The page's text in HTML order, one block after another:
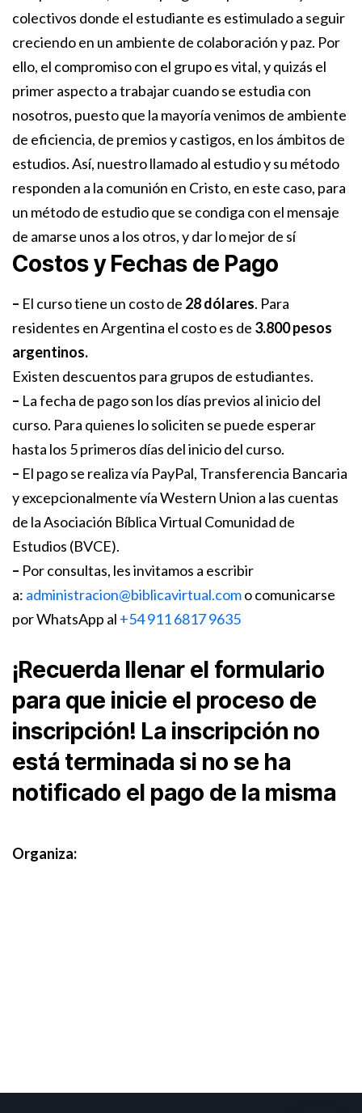
colectivos donde el estudiante es estimulado a seguir
creciendo en un ambiente de colaboración y paz. Por
ello, el compromiso con el grupo es vital, y quizás el
primer aspecto a trabajar cuando se estudia con
nosotros, puesto que la mayoría venimos de ambiente
de eficiencia, de premios y castigos, en los ámbitos de
estudios. Así, nuestro llamado al estudio y su método
responden a la comunión en Cristo, en este caso, para
un método de estudio que se condiga con el mensaje
de amarse unos a los otros, y dar lo mejor de sí
Costos y Fechas de Pago
– El curso tiene un costo de 28 dólares. Para
residentes en Argentina el costo es de 3.800 pesos
argentinos.
Existen descuentos para grupos de estudiantes.
– La fecha de pago son los días previos al inicio del
curso. Para quienes lo soliciten se puede esperar
hasta los 5 primeros días del inicio del curso.
– El pago se realiza vía PayPal, Transferencia Bancaria
y excepcionalmente vía Western Union a las cuentas
de la Asociación Bíblica Virtual Comunidad de
Estudios (BVCE).
– Por consultas, les invitamos a escribir
a: administracion@biblicavirtual.como comunicarse
por WhatsApp al +54 911 6817 9635
¡Recuerda llenar el formulario
para que inicie el proceso de
inscripción! La inscripción no
está terminada si no se ha
notificado el pago de la misma
Organiza: